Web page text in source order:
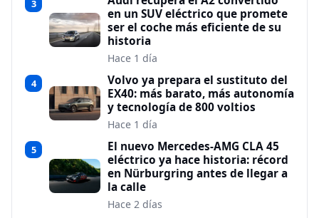
3
en un SUV eléctrico que promete
ser el coche más eficiente de su
historia
Hace 1 día
4
Volvo ya prepara el sustituto del
EX40: más barato, más autonomía
y tecnología de 800 voltios
Hace 1 día
5
El nuevo Mercedes-AMG CLA 45
eléctrico ya hace historia: récord
en Nürburgring antes de llegar a
la calle
Hace 2 días